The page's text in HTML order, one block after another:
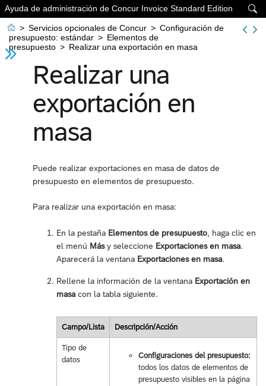

Ayuda de administración de Concur Invoice Standard Edition
 > Servicios opcionales de Concur > Configuración de
presupuesto: estándar > Elementos de
presupuesto > Realizar una exportación en masa
Realizar una
exportación en
masa
Puede realizar exportaciones en masa de datos de
presupuesto en elementos de presupuesto.
Para realizar una exportación en masa:
En la pestaña Elementos de presupuesto, haga clic en
el menú Másy seleccione Exportaciones en masa.
Aparecerá la ventana Exportaciones en masa.
Rellene la información de la ventana Exportación en
masa con la tabla siguiente.
Campo/Lista Descripción/Acción
Tipo de
datos
Configuraciones del presupuesto:
todos los datos de elementos de
presupuesto visibles en la página